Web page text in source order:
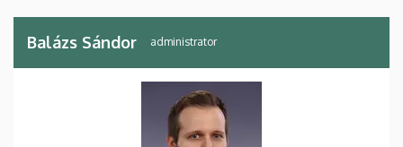
Balázs Sándor administrator